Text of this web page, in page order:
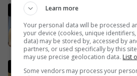
Murselin:
Behgjet
dijeni për
26/03/2026
Learn more
Your personal data will be processed
your device (cookies, unique
data) may be stored by, accessed by
partners, or used specifically by this
may use precise geolocation data. List
Some vendors may process your